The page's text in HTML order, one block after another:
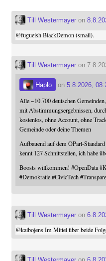
Till Westermayeron
@fugueishBlackDemon (small).
Till Westermayeron
Haplo on 5.8.2026,
Alle ~10.700 deutschen
mit Abstimmungsergebnissen,
kostenlos, ohne Account, ohne
Gemeinde oder deine Themen
Aufbauend auf dem OParl-
kennt 127 Schnittstellen, ich habe
Boosts willkommen! #OpenData #
#Demokratie #CivicTech #
Till Westermayeron
@kaibojensIm Mittel über beide